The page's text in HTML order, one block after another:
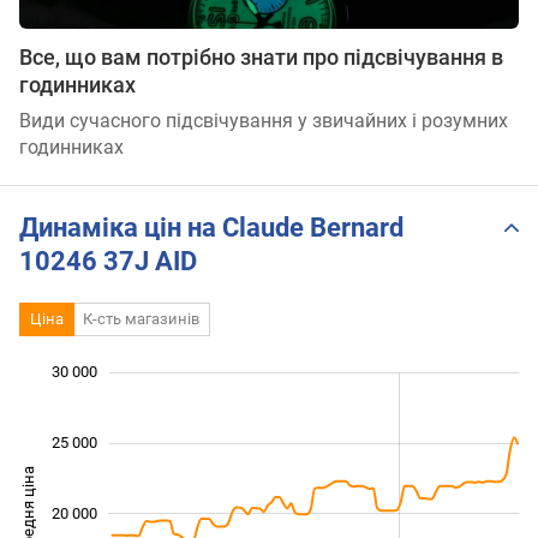
Все, що вам потрібно знати про підсвічування в
годинниках
Види сучасного підсвічування у звичайних і розумних
годинниках
Динаміка цін на Claude Bernard
10246 37J AID
Ціна К-сть магазинів
Середня ціна 14 000
20 000
30 000
25 000